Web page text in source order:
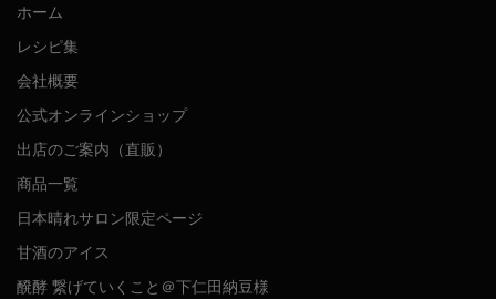
ホーム
レシピ集
会社概要
公式オンラインショップ
出店のご案内（直販）
商品一覧
日本晴れサロン限定ページ
甘酒のアイス
醗酵 繋げていくこと＠下仁田納豆様